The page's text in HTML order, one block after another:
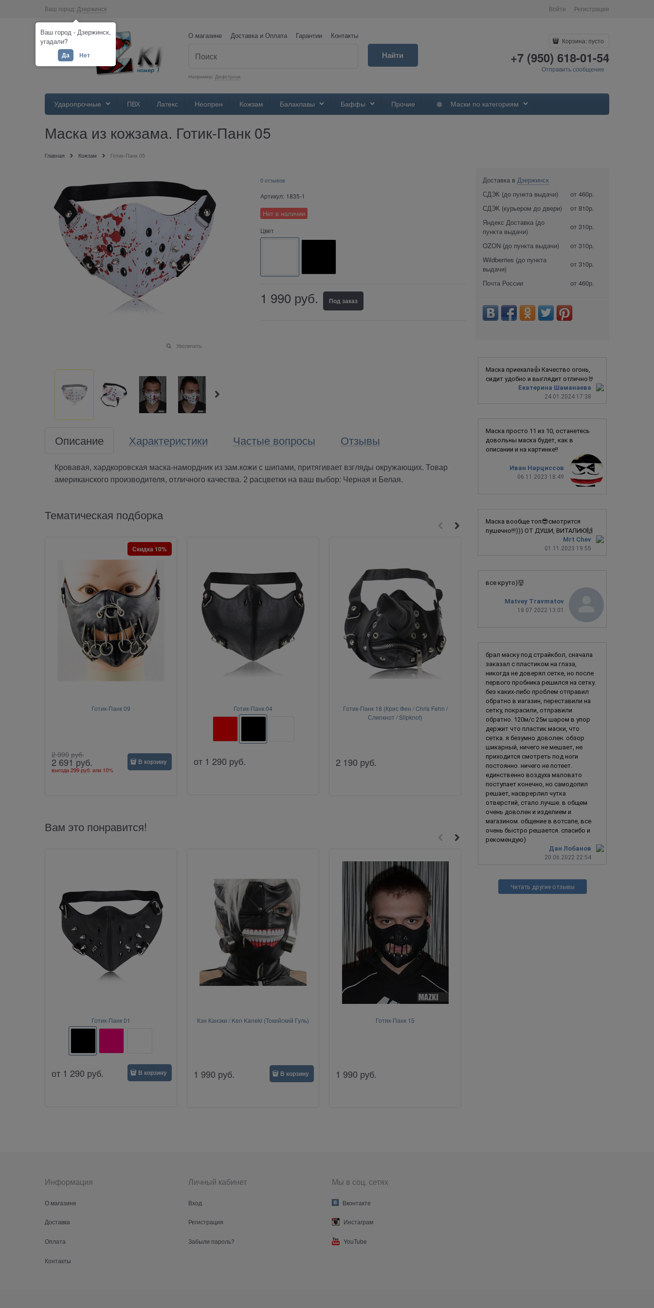
Ваш город: Дзержинск Войти Регистрация
О магазине Доставка и Оплата Гарантии Контакты
Например: Дефстроук
Найти
Корзина: пусто
+7 (950) 618-01-54
Отправить сообщение
Ударопрочные ПВХ Латекс Неопрен Кожзам Балаклавы Баффы Прочие Маски по категориям
Маска из кожзама. Готик-Панк 05
Главная Кожзам Готик-Панк 05
Увеличить
0 отзывов
Артикул: 1835-1
Нет в наличии
Цвет
1 990 руб. Под заказ
Описание Характеристики Частые вопросы Отзывы
Кровавая, хардкоровская маска-намордник из зам.кожи с шипами, притягивает взгляды окружающих. Товар
американского производителя, отличного качества. 2 расцветки на ваш выбор: Черная и Белая.
Тематическая подборка
Готик-Панк 09
Скидка 10%
2 990 руб.
2 691 руб.
выгода299 руб. или 10%
В корзину
Готик-Панк 04
от 1 290 руб.
Готик-Панк 18 (Крис Фен / Chris Fehn /
Слипкнот / Slipknot)
2 190 руб.
Готик-Панк 13
1 290 руб. В корзину
Вам это понравится!
Готик-Панк 01
от 1 290 руб. В корзину
Кэн Канэки / Ken Kaneki (Токийский Гуль)
1 990 руб. В корзину
Готик-Панк 15
1 990 руб.
Доставка в Дзержинск
СДЭК (до пункта выдачи)
от 460р.
СДЭК (курьером до двери)
от 810р.
Яндекс Доставка (до
пункта выдачи)
от 310р.
OZON (до пункта выдачи)
от 310р.
Wildberries (до пункта
выдачи)
от 310р.
Почта России от 460р.
Екатерина Шаманаева
24.01.2024 17:38
Маска приехала👍 Качество огонь,
сидит удобно и выглядит отлично🤘
Иван Нарциссов
06.11.2023 18:49
Маска просто 11 из 10, останетесь
довольны маска будет, как в
описании и на картинке!!
Mrt Chev
01.11.2023 19:55
Маска вообще топ😎смотрится
пушечно!!!))) ОТ ДУШИ, ВИТАЛИЮ🙌
Matvey Travmatov
18.07.2022 13:01
все круто)👹
Дан Лобанов
20.06.2022 22:54
брал маску под страйкбол, сначала
заказал с пластиком на глаза,
никогда не доверял сетке, но после
первого пробника решился на сетку.
без каких-либо проблем отправил
обратно в иагазин, переставили на
сетку, покрасили, отправили
обратно. 120м/с 25м шаром в упор
держит что пластик маски, что
сетка. я безумно доволен. обзор
шикарный, ничего не мешает, не
приходится смотреть под ноги
постоянно. ничего не потеет.
единственно воздуха маловато
поступает конечно, но самодопил
решает, насврерлил чутка
отверстий, стало лучше. в общем
очень доволен и изделием и
магазином. общение в вотсапе, все
очень быстро решается. спасибо и
рекомендую)
Читать другие отзывы
Информация
О магазине
Доставка
Оплата
Контакты
Личный кабинет
Вход
Регистрация
Забыли пароль?
Мы в соц. сетях
Вконтакте
Инстаграм
YouTube
Ваш город - Дзержинск,
угадали?
Да Нет